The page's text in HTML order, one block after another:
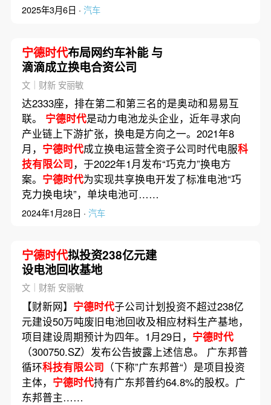
2025年3月6日 · 汽车
宁德时代布局网约车补能 与
滴滴成立换电合资公司
文｜财新 安丽敏
达2333座，排在第二和第三名的是奥动和易易互
联。 宁德时代是动力电池龙头企业，近年寻求向
产业链上下游扩张，换电是方向之一。2021年8
月， 宁德时代成立换电运营全资子公司时代电服科
技有限公司，于2022年1月发布“巧克力”换电方
案。 宁德时代为实现共享换电开发了标准电池“巧
克力换电块”，单块电池可……
2024年1月28日 · 汽车
宁德时代拟投资238亿元建
设电池回收基地
文｜财新 安丽敏
【财新网】 宁德时代子公司计划投资不超过238亿
元建设50万吨废旧电池回收及相应材料生产基地，
项目建设周期预计为四年。1月29日， 宁德时代
（300750.SZ）发布公告披露上述信息。 广东邦普
循环科技有限公司 （下称”广东邦普“）是项目投资
主体， 宁德时代持有广东邦普约64.8%的股权。广
东邦普主……